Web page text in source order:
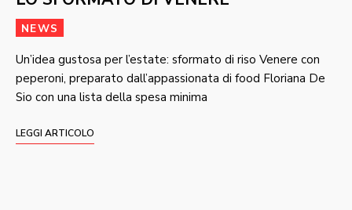
NEWS
Un’idea gustosa per l’estate: sformato di riso Venere con
peperoni, preparato dall’appassionata di food Floriana De
Sio con una lista della spesa minima
LEGGI ARTICOLO